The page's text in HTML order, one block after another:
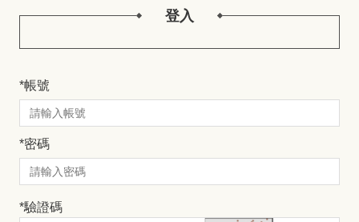
登入
*帳號
*密碼
*驗證碼